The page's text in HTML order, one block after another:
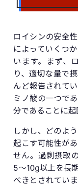
ロイシンの安全
によっていくつ
います。まず、
り、適切な量で
んど報告されて
ミノ酸の一つで
分であることに起
しかし、どのよ
起こす可能性が
せん。過剰摂取
5〜10g以上を長
べきとされてい